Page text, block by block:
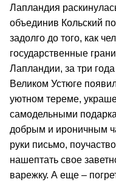
Лапландия
объединив Кольский
задолго до того, как
государственные
Лапландии, за три
Великом Устюге
уютном тереме,
самодельными
добрым и ироничным
руки письмо,
нашептать свое
варежку. А еще –